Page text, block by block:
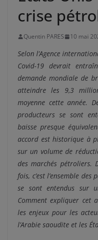
crise
Quentin PARES 10 mai
Selon l’Agence
Covid-19 devrait
demande mondiale de
atteindre les 9,3
moyenne cette année.
producteurs se sont
baisse presque
accord est historique à
sur un volume de
des marchés pétroliers.
fois, c’est l’ensemble
se sont entendus sur
Comment expliquer cet
les enjeux pour les
l’Arabie saoudite et les